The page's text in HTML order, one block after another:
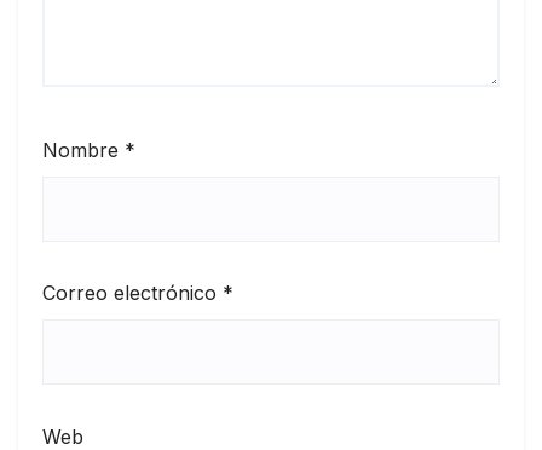
Nombre *
Correo electrónico *
Web